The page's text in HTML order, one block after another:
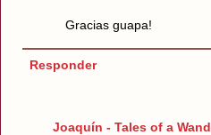
Gracias guapa!
Responder
Joaquín - Tales of a